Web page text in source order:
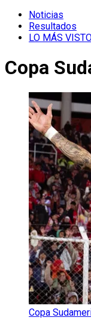
Noticias
Resultados
LO MÁS
Copa
Copa